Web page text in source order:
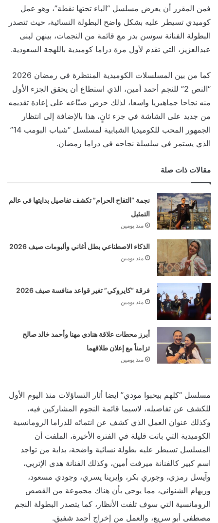
فمن المقرر أن يعرض مسلسل “الباء تحتها نقطة”، وهو عمل
كوميدي تسيطر عليه بشكل واضح البطولة النسائية، حيث تتصدر
البطولة الفنانة سوسن بدر مع قائمة من النجمات، بينهن لبنى
عبدالعزيز، التي تقدم لأول مرة دراما كوميدية باللهجة السعودية.
كما من بين المسلسلات الكوميدية المنتظرة في رمضان 2026
“النص 2” للنجم أحمد أمين، الذي استطاع أن يحقق الجزء الأول
منه نجاحا جماهيريا واسعا، لذلك حرص صنّاعه على إعادة تقديمه
من جديد على الشاشة في جزء ثانٍ، هذا بالإضافة إلى انتظار
الجمهور المحب للكوميديا الشبابية لمسلسل “شباب البومب 14”
الذي يستمر في سلسلة نجاحه في دراما رمضان.
مقالات ذات صلة
نجمة “التفاح الحرام” تكشف تفاصيل بدايتها في عالم
التمثيل
منذ يومين
الذكاء الاصطناعي بطل أغاني وألبومات صيف 2026
منذ يومين
فرقة “كايروكي” تغير قواعد منافسة صيف 2026
منذ يومين
أبرز محطات علاقة هنادي مهنا وأحمد خالد صالح
تزامناً مع إعلان طلاقهما
منذ يومين
مسلسل “كلهم بيحبوا مودي” ايضا أثار التساؤلات منذ اليوم الأول
للكشف عن تفاصيله، لاسيما قائمة النجوم المشاركين فيه،
وكذلك عنوان العمل الذي كشف عن انتمائه للدراما الرومانسية
الكوميدية التي باتت قليلة في الفترة الأخيرة، الملفت أن
المسلسل تسيطر عليه بطولة نسائية واضحة، بداية من تواجد
اسم كبير كالفنانة ميرفت أمين، وكذلك الفنانة هدى الإتربي،
وآيسل رمزي، وجوري بكر، وإيرينا يسري، وجودي مسعود،
وريهام الشنواني، مما يوحي بأن هناك مجموعة من القصص
الرومانسية التي سوف تلفت الأنظار، كما يتصدر البطولة النجم
مصطفى أبو سريع، والعمل من إخراج أحمد شفيق.